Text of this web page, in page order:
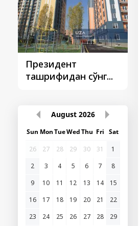
Президент
ташрифидан сўнг...
August 2026
Sun MonTueWedThu Fri Sat
26
27 28 29 30 31
1
2
3 4 5 6 7
8
9
10 11 12 13 14
15
16
17 18 19 20 21
22
23
24 25 26 27 28
29